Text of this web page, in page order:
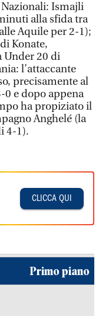
Ismajli
alla sfida tra
Aquile per 2-1);
Konate,
Under 20 di
l’attaccante
precisamente al
0 e dopo appena
ha propiziato il
Anghelé (la
4-1).
CLICCA QUI
Primo piano